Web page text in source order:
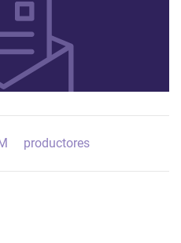
productores